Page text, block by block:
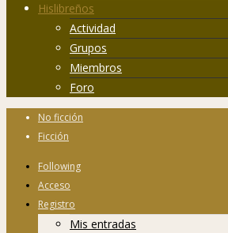
Hislibreños
Actividad
Grupos
Miembros
Foro
No ficción
Ficción
Following
Acceso
Registro
Mis entradas